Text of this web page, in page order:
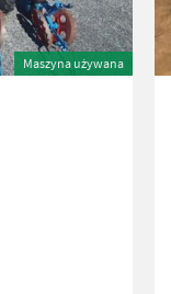
Maszyna używana